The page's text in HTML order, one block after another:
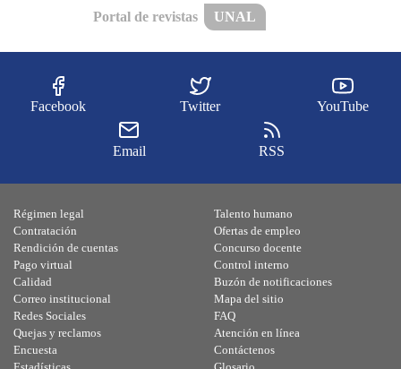
Portal de revistas UNAL
Facebook Twitter YouTube
Email RSS
Régimen legal
Contratación
Rendición de cuentas
Pago virtual
Calidad
Talento humano
Ofertas de empleo
Concurso docente
Control interno
Buzón de notificaciones
Correo institucional
Redes Sociales
Quejas y reclamos
Encuesta
Mapa del sitio
FAQ
Atención en línea
Contáctenos